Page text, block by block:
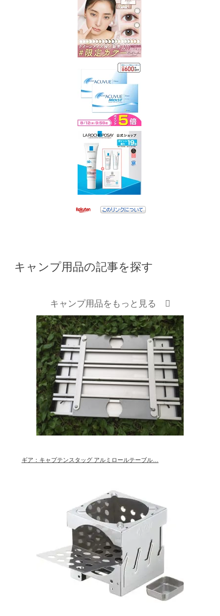
キャンプ用品の記事を探す
キャンプ用品をもっと見る
ギア：キャプテンスタッグ アルミロールテーブル…